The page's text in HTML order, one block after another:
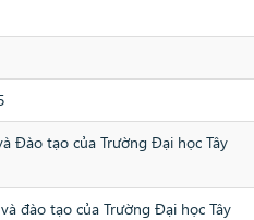
Đào tạo của Trường Đại học Tây
đào tạo của Trường Đại học Tây